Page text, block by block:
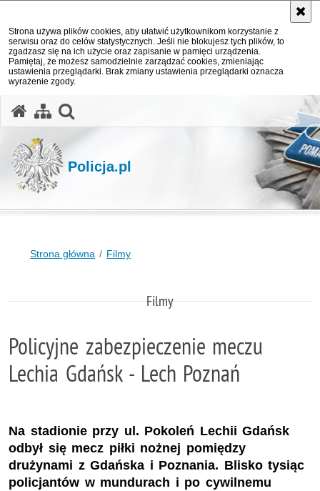
Strona używa plików cookies, aby ułatwić użytkownikom korzystanie z
serwisu oraz do celów statystycznych. Jeśli nie blokujesz tych plików, to
zgadzasz się na ich użycie oraz zapisanie w pamięci urządzenia.
Pamiętaj, że możesz samodzielnie zarządzać cookies, zmieniając
ustawienia przeglądarki. Brak zmiany ustawienia przeglądarki oznacza
wyrażenie zgody.
Policja.pl
Strona główna Filmy
Filmy
Policyjne zabezpieczenie meczu
Lechia Gdańsk - Lech Poznań
Na stadionie przy ul. Pokoleń Lechii Gdańsk
odbył się mecz piłki nożnej pomiędzy
drużynami z Gdańska i Poznania. Blisko tysiąc
policjantów w mundurach i po cywilnemu